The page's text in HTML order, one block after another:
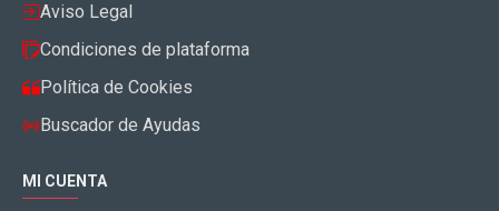
Aviso Legal
Condiciones de plataforma
Política de Cookies
Buscador de Ayudas
MI CUENTA